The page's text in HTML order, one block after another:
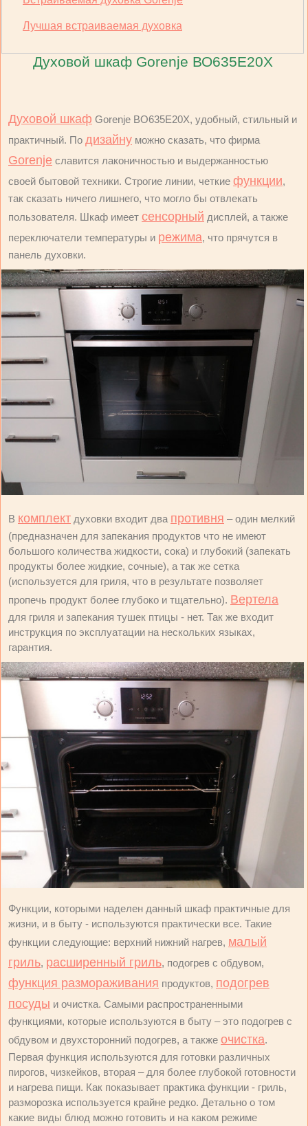
Лучшая встраиваемая духовка
Духовой шкаф Gorenje ВО635Е20Х
Духовой шкаф Gorenje ВО635Е20Х, удобный, стильный и
практичный. По дизайну можно сказать, что фирма
Gorenje славится лаконичностью и выдержанностью
своей бытовой техники. Строгие линии, четкие функции,
так сказать ничего лишнего, что могло бы отвлекать
пользователя. Шкаф имеет сенсорный дисплей, а также
переключатели температуры и режима, что прячутся в
панель духовки.
В комплект духовки входит два противня – один мелкий
(предназначен для запекания продуктов что не имеют
большого количества жидкости, сока) и глубокий (запекать
продукты более жидкие, сочные), а так же сетка
(используется для гриля, что в результате позволяет
пропечь продукт более глубоко и тщательно). Вертела
для гриля и запекания тушек птицы - нет. Так же входит
инструкция по эксплуатации на нескольких языках,
гарантия.
Функции, которыми наделен данный шкаф практичные для
жизни, и в быту - используются практически все. Такие
функции следующие: верхний нижний нагрев, малый
гриль, расширенный гриль, подогрев с обдувом,
функция размораживания продуктов, подогрев
посуды и очистка. Самыми распространенными
функциями, которые используются в быту – это подогрев с
обдувом и двухсторонний подогрев, а также очистка.
Первая функция используются для готовки различных
пирогов, чизкейков, вторая – для более глубокой готовности
и нагрева пищи. Как показывает практика функции - гриль,
разморозка используется крайне редко. Детально о том
какие виды блюд можно готовить и на каком режиме